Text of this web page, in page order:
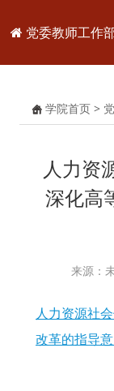
党委教师工作
学院首页 >
人力资
深化高
来源：
人力资源社
改革的指导